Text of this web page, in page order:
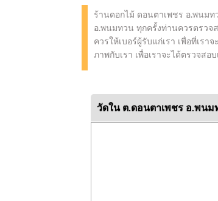
ร้านดอกไม้ ดอนตาเพชร อ.พนม
อ.พนมทวน ทุกครั้งท่านควรตรวจ
ควรให้เบอร์ผู้รับแก่เรา เพื่อที่เร
ภาพกับเรา เพื่อเราจะได้ตรวจส
วัดใน ต.ดอนตาเพชร อ.พน